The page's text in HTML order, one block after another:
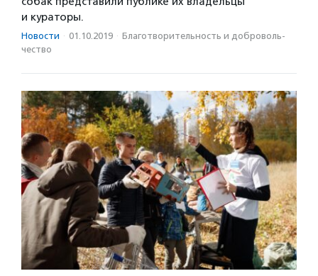
и кураторы.
Новости · 01.10.2019 · Благотвори­тель­ность и доброволь­
чест­во